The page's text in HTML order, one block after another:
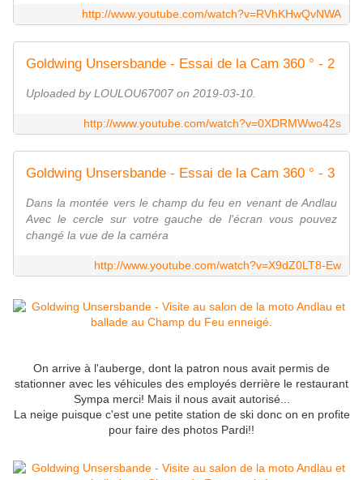
http://www.youtube.com/watch?v=RVhKHwQvNWA
Goldwing Unsersbande - Essai de la Cam 360 ° - 2
Uploaded by LOULOU67007 on 2019-03-10.
http://www.youtube.com/watch?v=0XDRMWwo42s
Goldwing Unsersbande - Essai de la Cam 360 ° - 3
Dans la montée vers le champ du feu en venant de Andlau
Avec le cercle sur votre gauche de l'écran vous pouvez
changé la vue de la caméra
http://www.youtube.com/watch?v=X9dZ0LT8-Ew
On arrive à l'auberge, dont la patron nous avait permis de
stationner avec les véhicules des employés derrière le restaurant
Sympa merci! Mais il nous avait autorisé...
La neige puisque c'est une petite station de ski donc on en profite
pour faire des photos Pardi!!